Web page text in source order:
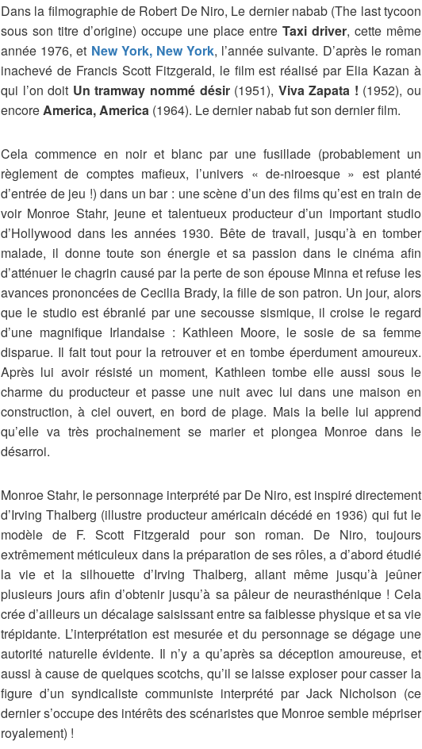
Dans la filmographie de Robert De Niro, Le dernier nabab (The last tycoon
sous son titre d’origine) occupe une place entre Taxi driver, cette même
année 1976, et New York, New York, l’année suivante. D’après le roman
inachevé de Francis Scott Fitzgerald, le film est réalisé par Elia Kazan à
qui l’on doit Un tramway nommé désir(1951), Viva Zapata ! (1952), ou
encoreAmerica, America (1964). Le dernier nabab fut son dernier film.
Cela commence en noir et blanc par une fusillade (probablement un
règlement de comptes mafieux, l’univers « de-niroesque » est planté
d’entrée de jeu !) dans un bar : une scène d’un des films qu’est en train de
voir Monroe Stahr, jeune et talentueux producteur d’un important studio
d’Hollywood dans les années 1930. Bête de travail, jusqu’à en tomber
malade, il donne toute son énergie et sa passion dans le cinéma afin
d’atténuer le chagrin causé par la perte de son épouse Minna et refuse les
avances prononcées de Cecilia Brady, la fille de son patron. Un jour, alors
que le studio est ébranlé par une secousse sismique, il croise le regard
d’une magnifique Irlandaise : Kathleen Moore, le sosie de sa femme
disparue. Il fait tout pour la retrouver et en tombe éperdument amoureux.
Après lui avoir résisté un moment, Kathleen tombe elle aussi sous le
charme du producteur et passe une nuit avec lui dans une maison en
construction, à ciel ouvert, en bord de plage. Mais la belle lui apprend
qu’elle va très prochainement se marier et plongea Monroe dans le
désarroi.
Monroe Stahr, le personnage interprété par De Niro, est inspiré directement
d’Irving Thalberg (illustre producteur américain décédé en 1936) qui fut le
modèle de F. Scott Fitzgerald pour son roman. De Niro, toujours
extrêmement méticuleux dans la préparation de ses rôles, a d’abord étudié
la vie et la silhouette d’Irving Thalberg, allant même jusqu’à jeûner
plusieurs jours afin d’obtenir jusqu’à sa pâleur de neurasthénique ! Cela
crée d’ailleurs un décalage saisissant entre sa faiblesse physique et sa vie
trépidante. L’interprétation est mesurée et du personnage se dégage une
autorité naturelle évidente. Il n’y a qu’après sa déception amoureuse, et
aussi à cause de quelques scotchs, qu’il se laisse exploser pour casser la
figure d’un syndicaliste communiste interprété par Jack Nicholson (ce
dernier s’occupe des intérêts des scénaristes que Monroe semble mépriser
royalement) !